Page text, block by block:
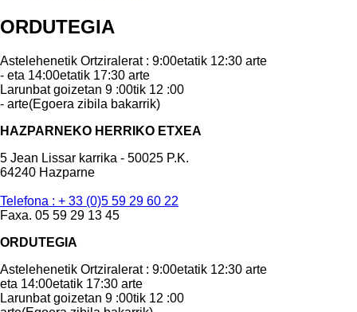
ORDUTEGIA
Astelehenetik Ortziralerat : 9:00etatik 12:30 arte
- eta 14:00etatik 17:30 arte
Larunbat goizetan 9 :00tik 12 :00
- arte(Egoera zibila bakarrik)
HAZPARNEKO HERRIKO ETXEA
5 Jean Lissar karrika - 50025 P.K.
64240 Hazparne
Telefona : + 33 (0)5 59 29 60 22
Faxa. 05 59 29 13 45
ORDUTEGIA
Astelehenetik Ortziralerat : 9:00etatik 12:30 arte
eta 14:00etatik 17:30 arte
Larunbat goizetan 9 :00tik 12 :00